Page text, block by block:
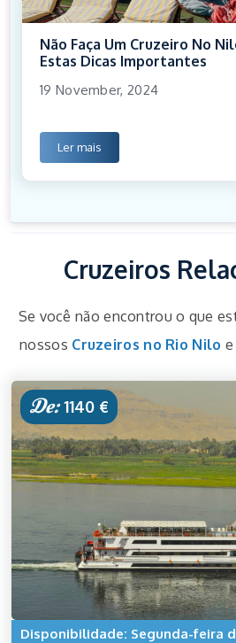
Não Faça Um Cruzeiro No
Estas Dicas Importantes
19 November, 2024
Ler mais
Cruzeiros
Se você não encontrou o que
nossos Cruzeiros no Rio Nilo
De:1140 €
Disponibilidade: Segunda-feira